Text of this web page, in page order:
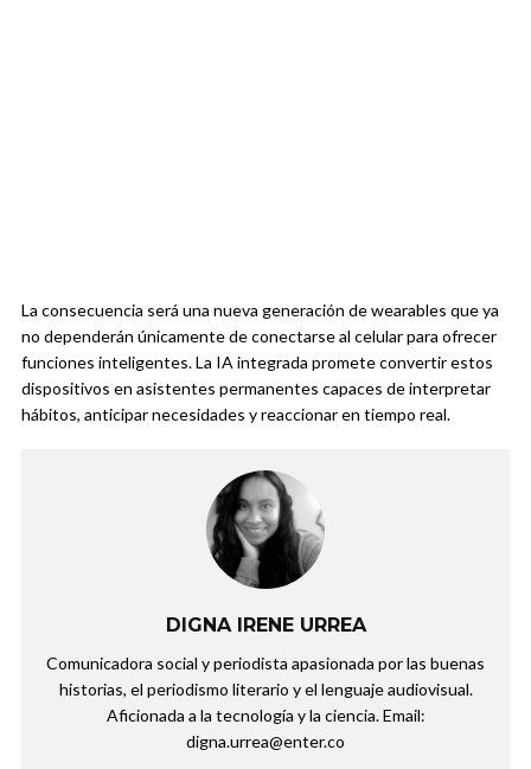
La consecuencia será una nueva generación de wearables que ya
no dependerán únicamente de conectarse al celular para ofrecer
funciones inteligentes. La IA integrada promete convertir estos
dispositivos en asistentes permanentes capaces de interpretar
hábitos, anticipar necesidades y reaccionar en tiempo real.
DIGNA IRENE URREA
Comunicadora social y periodista apasionada por las buenas
historias, el periodismo literario y el lenguaje audiovisual.
Aficionada a la tecnología y la ciencia. Email:
digna.urrea@enter.co